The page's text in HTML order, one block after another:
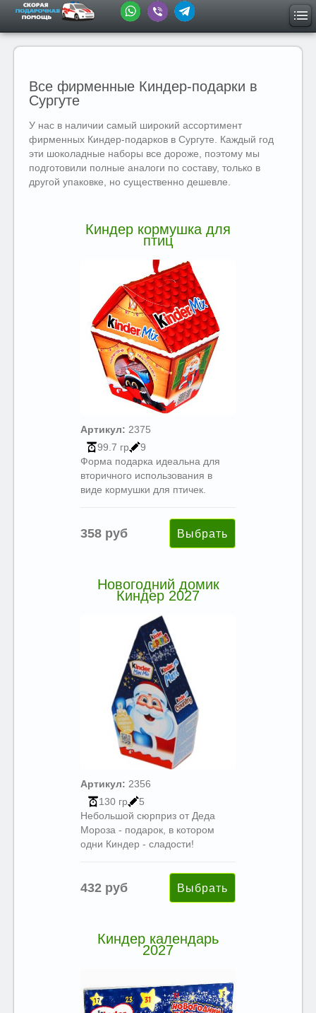
Все фирменные Киндер-подарки в
Сургуте
У нас в наличии самый широкий ассортимент
фирменных Киндер-подарков в Сургуте. Каждый год
эти шоколадные наборы все дороже, поэтому мы
подготовили полные аналоги по составу, только в
другой упаковке, но существенно дешевле.
Киндер кормушка для
птиц
Артикул: 2375
99.7 гр
9
Форма подарка идеальна для
вторичного использования в
виде кормушки для птичек.
358 руб
Новогодний домик
Киндер 2027
Артикул: 2356
130 гр
5
Небольшой сюрприз от Деда
Мороза - подарок, в котором
одни Киндер - сладости!
432 руб
Киндер календарь
2027